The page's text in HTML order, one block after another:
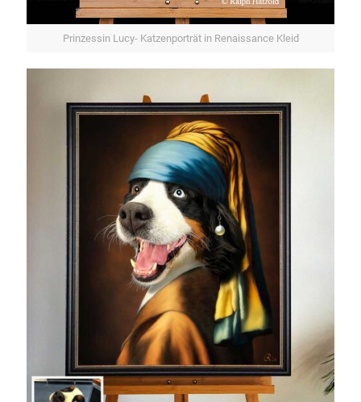
Prinzessin Lucy- Katzenporträt in Renaissance Kleid